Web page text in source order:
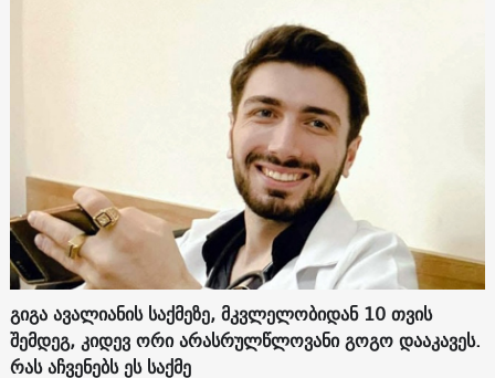
გიგა ავალიანის საქმეზე, მკვლელობიდან 10 თვის
შემდეგ, კიდევ ორი არასრულწლოვანი გოგო დააკავეს.
რას აჩვენებს ეს საქმე